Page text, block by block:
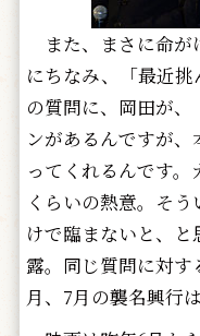
また、まさに命が
にちなみ、「最近
の質問に、岡田が
ンがあるんですが
ってくれるんです
くらいの熱意。そ
けで臨まないと、
露。同じ質問に対
月、7月の襲名興行